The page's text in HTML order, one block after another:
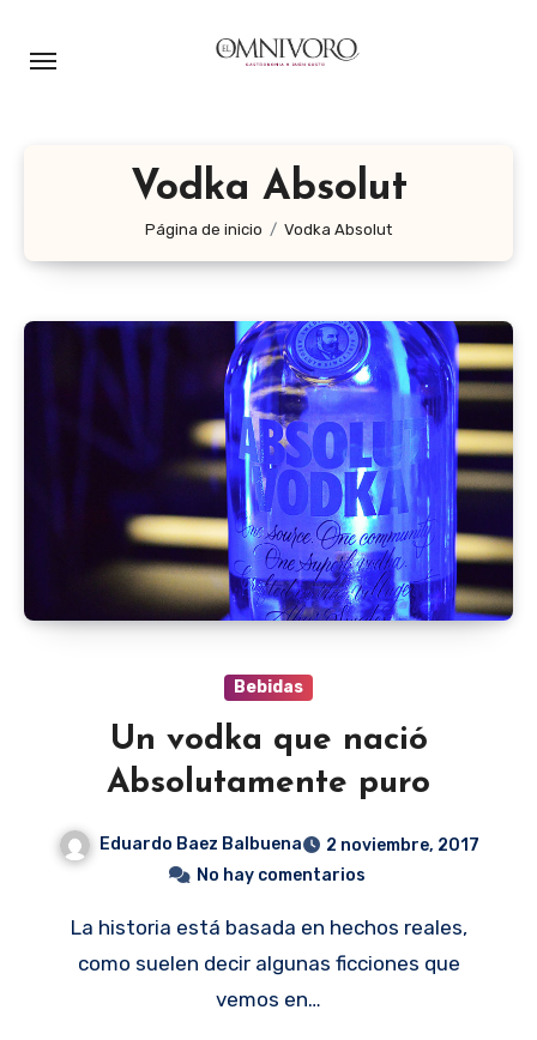
Vodka Absolut
Página de inicio Vodka Absolut
Bebidas
Un vodka que nació
Absolutamente puro
Eduardo Baez Balbuena
2 noviembre, 2017
No hay comentarios
La historia está basada en hechos reales,
como suelen decir algunas ficciones que
vemos en…